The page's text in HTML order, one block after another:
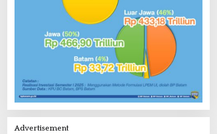
Advertisement